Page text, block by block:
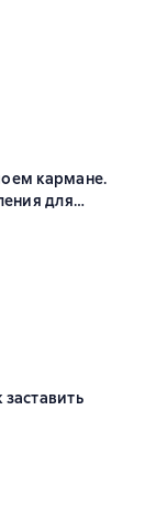
0 оценок
кармане.
для
1 оценок
0 оценок